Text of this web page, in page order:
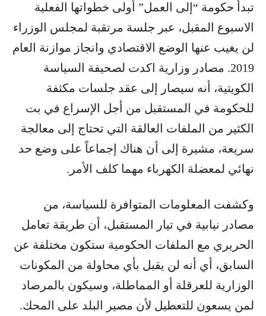
تبدأ حكومة “إلى العمل” أولى خطواتها الفعلية
الاسبوع المقبل، عبر جلسة مرتقبة لمجلس الوزراء
لن يغيب عنها الوضع الاقتصادي وانجاز موازنة العام
2019. مصادر وزارية اكدت لصحيفة السياسة
الكويتية، أنه سيصار إلى عقد جلسات مكثفة
للحكومة في المستقبل من أجل الإسراع في بت
الكثير من الملفات العالقة التي تحتاج إلى معالجة
سريعة، مشيرة إلى أن هناك إجماعاً على وضع حد
نهائي لمعضلة الكهرباء مهما كلف الأمر.
وكشفت المعلومات المتوافرة للسياسة، من
مصادر نيابية في تيار المستقبل، أن طريقة تعامل
الحريري مع الملفات الحكومية ستكون مختلفة عن
السابق، أي أنه لن يقبل بأي محاولة من المكونات
الوزارية للعرقلة أو المماطلة، وسيكون بالمرصاد
لمن يسعون للتعطيل لأن مصير البلد على المحك.